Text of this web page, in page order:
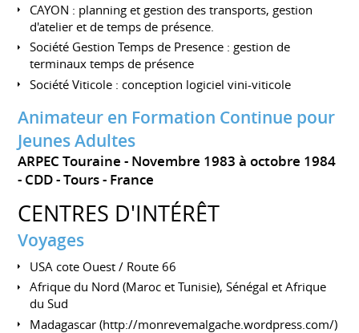
CAYON : planning et gestion des transports, gestion
d'atelier et de temps de présence.
Société Gestion Temps de Presence : gestion de
terminaux temps de présence
Société Viticole : conception logiciel vini-viticole
Animateur en Formation Continue pour
Jeunes Adultes
ARPEC Touraine
Novembre 1983 à octobre 1984
CDD
Tours France
CENTRES D'INTÉRÊT
Voyages
USA cote Ouest / Route 66
Afrique du Nord (Maroc et Tunisie), Sénégal et Afrique
du Sud
Madagascar (http://monrevemalgache.wordpress.com/)